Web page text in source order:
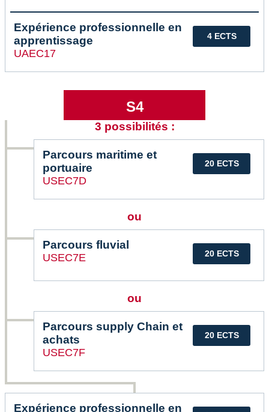
4 ECTS
Expérience professionnelle en
apprentissage
UAEC17
S4
3 possibilités :
20 ECTS
Parcours maritime et
portuaire
USEC7D
ou
20 ECTS
Parcours fluvial
USEC7E
ou
20 ECTS
Parcours supply Chain et
achats
USEC7F
Expérience professionnelle en